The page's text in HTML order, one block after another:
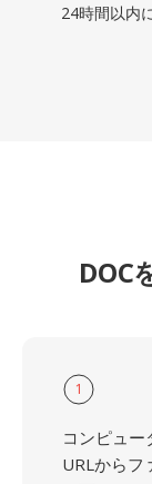
24時間以内
DOC
1
コンピュー
URLからフ